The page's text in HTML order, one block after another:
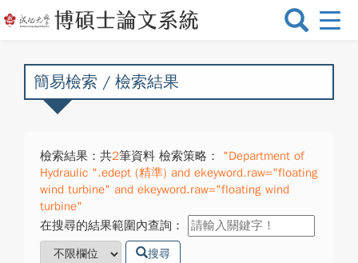
選
換
簡易檢索 / 檢索結果
檢索結果：共2筆資料 檢索策略：
"Department of
Hydraulic ".edept (精準) and ekeyword.raw="floating
wind turbine" and ekeyword.raw="floating wind
turbine"
在搜尋的結果範圍內查詢：
搜尋